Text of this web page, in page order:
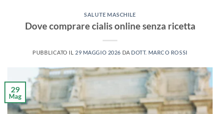
SALUTE MASCHILE
Dove comprare cialis online senza ricetta
PUBBLICATO IL 29 MAGGIO 2026 DA DOTT. MARCO ROSSI
29
Mag